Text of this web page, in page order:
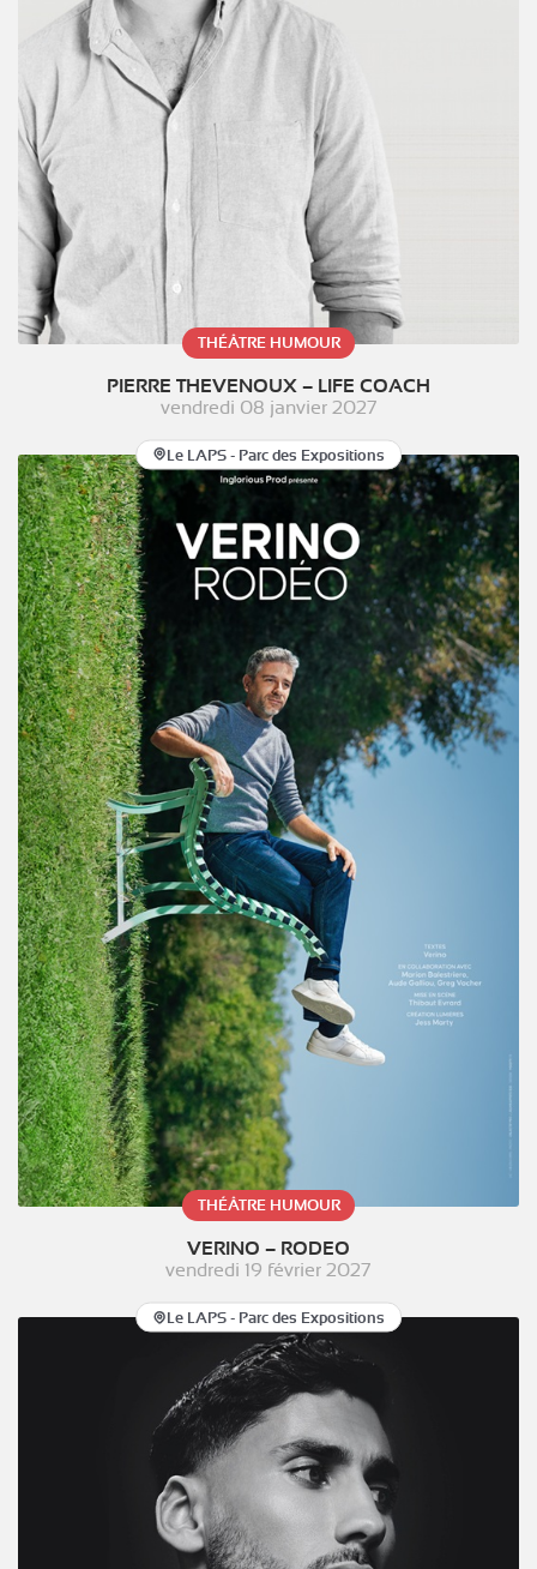
THÉÂTRE HUMOUR
PIERRE THEVENOUX – LIFE COACH
vendredi 08 janvier 2027
Le LAPS - Parc des Expositions
THÉÂTRE HUMOUR
VERINO – RODEO
vendredi 19 février 2027
Le LAPS - Parc des Expositions